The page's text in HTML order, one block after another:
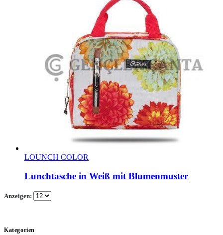
LOUNCH COLOR
Lunchtasche in Weiß mit Blumenmuster
Anzeigen:
Kategorien